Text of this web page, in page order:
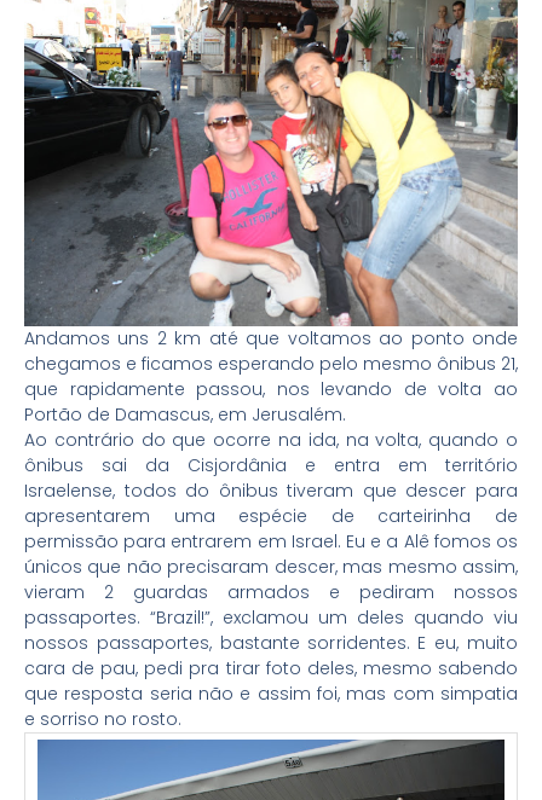
Andamos uns 2 km até que voltamos ao ponto onde
chegamos e ficamos esperando pelo mesmo ônibus 21,
que rapidamente passou, nos levando de volta ao
Portão de Damascus, em Jerusalém.
Ao contrário do que ocorre na ida, na volta, quando o
ônibus sai da Cisjordânia e entra em território
Israelense, todos do ônibus tiveram que descer para
apresentarem uma espécie de carteirinha de
permissão para entrarem em Israel. Eu e a Alê fomos os
únicos que não precisaram descer, mas mesmo assim,
vieram 2 guardas armados e pediram nossos
passaportes. “Brazil!”, exclamou um deles quando viu
nossos passaportes, bastante sorridentes. E eu, muito
cara de pau, pedi pra tirar foto deles, mesmo sabendo
que resposta seria não e assim foi, mas com simpatia
e sorriso no rosto.